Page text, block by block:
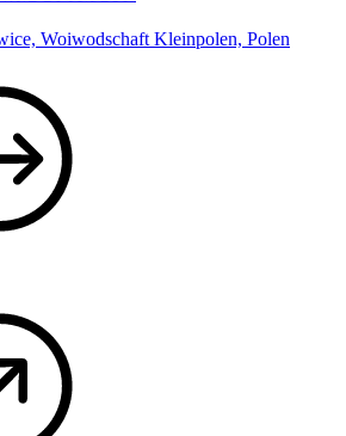
Woiwodschaft Kleinpolen, Polen